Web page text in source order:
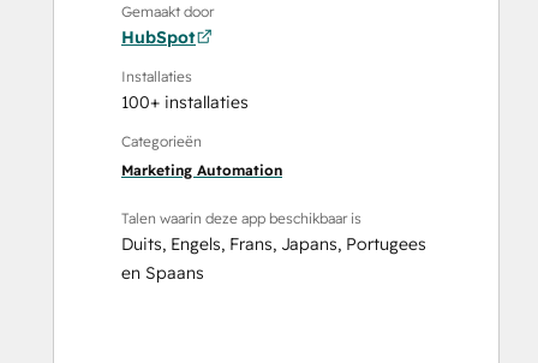
Gemaakt door
HubSpot
Installaties
100+ installaties
Categorieën
Marketing Automation
Talen waarin deze app beschikbaar is
Duits, Engels, Frans, Japans, Portugees
en Spaans